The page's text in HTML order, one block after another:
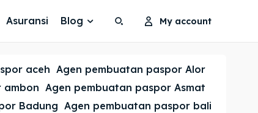
Asuransi Blog My account
aceh Agen pembuatan paspor Alor
ambon Agen pembuatan paspor Asmat
Badung Agen pembuatan paspor bali